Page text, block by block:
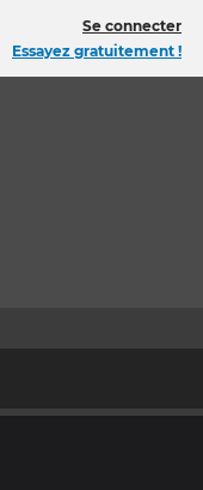
Se connecter
Essayez gratuitement !